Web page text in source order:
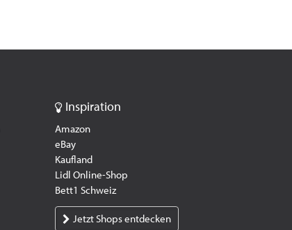
Inspiration
Amazon
eBay
Kaufland
Lidl Online-Shop
Bett1 Schweiz
Jetzt Shops entdecken